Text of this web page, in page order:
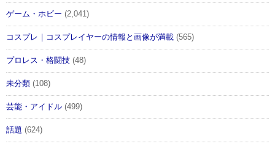
ゲーム・ホビー (2,041)
コスプレ｜コスプレイヤーの情報と画像が満載 (565)
プロレス・格闘技 (48)
未分類 (108)
芸能・アイドル (499)
話題 (624)